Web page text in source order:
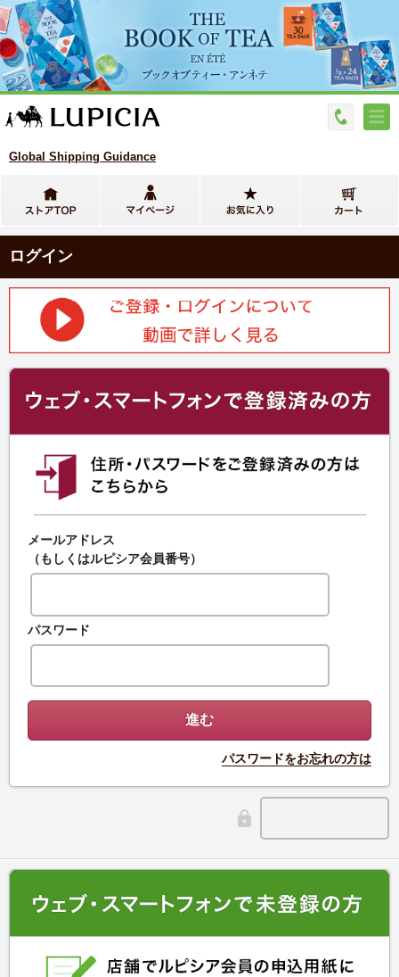
Global Shipping Guidance
ログイン
メールアドレス
（もしくはルピシア会員番号）
パスワード
パスワードをお忘れの方は